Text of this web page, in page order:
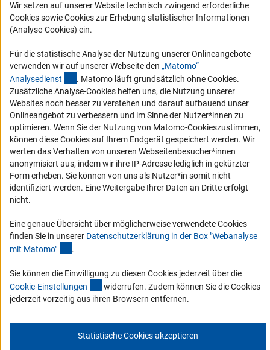
RSS-Feeds
Compliance
Vergabeverfahren
Barrierefreiheit
Service und Informationen für Menschen mit Behinderungen
Erklärung zur Barrierefreiheit
Barriere melden
DFG-aktuell
Erhalten Sie Neuigkeiten aus der DFG direkt in Ihr Mailpostfach oder
schauen Sie sich die Ausgaben online an.
Zum Newsletter
Impressum Datenschutz Cookie-Einstellungen
Kontakt
Service
Wir setzen auf unserer Website technisch zwingend erforderliche
Cookies sowie Cookies zur Erhebung statistischer Informationen
(Analyse-Cookies) ein.
Für die statistische Analyse der Nutzung unserer Onlineangebote
verwenden wir auf unserer Webseite den „Matomo“
Analysedienst (externer Link)
. Matomo läuft grundsätzlich ohne Cookies.
Zusätzliche Analyse-Cookies helfen uns, die Nutzung unserer
Websites noch besser zu verstehen und darauf aufbauend unser
Onlineangebot zu verbessern und im Sinne der Nutzer*innen zu
optimieren. Wenn Sie der Nutzung von Matomo-Cookieszustimmen,
können diese Cookies auf Ihrem Endgerät gespeichert werden. Wir
werten das Verhalten von unseren Webseitenbesucher*innen
anonymisiert aus, indem wir ihre IP-Adresse lediglich in gekürzter
Form erheben. Sie können von uns als Nutzer*in somit nicht
identifiziert werden. Eine Weitergabe Ihrer Daten an Dritte erfolgt
nicht.
Eine genaue Übersicht über möglicherweise verwendete Cookies
finden Sie in unserer Datenschutzerklärung in der Box "Webanalyse
mit Matomo" .
Sie können die Einwilligung zu diesen Cookies jederzeit über die
Cookie-Einstellungen (interner Link)
widerrufen. Zudem können Sie die Cookies
jederzeit vorzeitig aus ihren Browsern entfernen.
Statistische Cookies akzeptieren